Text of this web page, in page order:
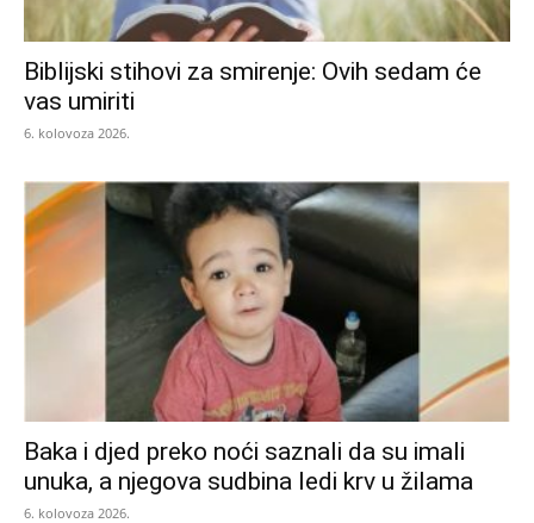
Biblijski stihovi za smirenje: Ovih sedam će
vas umiriti
6. kolovoza 2026.
Baka i djed preko noći saznali da su imali
unuka, a njegova sudbina ledi krv u žilama
6. kolovoza 2026.